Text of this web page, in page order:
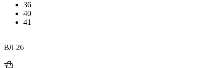
36
40
41
ВЛ 26